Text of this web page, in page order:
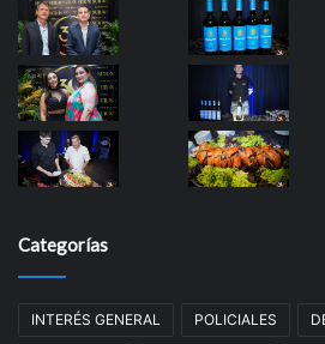
Categorías
INTERÉS GENERAL POLICIALES